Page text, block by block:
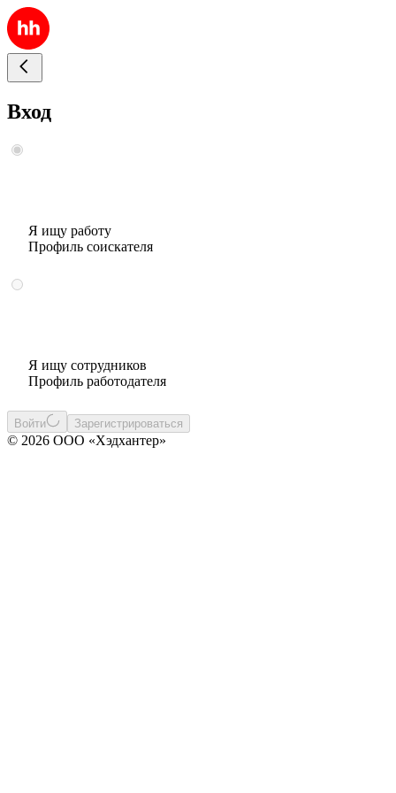
Вход
Я ищу работу
Профиль соискателя
Я ищу сотрудников
Профиль работодателя
Войти Зарегистрироваться
© 2026 ООО «Хэдхантер»